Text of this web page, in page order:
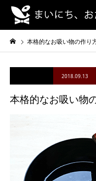
本格的なお吸い物の作り
2018.09.13
本格的なお吸い物